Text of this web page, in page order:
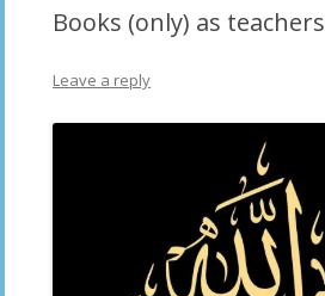
Books (only) as teachers
Leave a reply